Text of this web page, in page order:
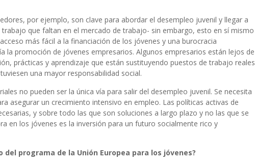
por ejemplo, son clave para abordar el desempleo juvenil y llegar a
que faltan en el mercado de trabajo- sin embargo, esto en sí mismo
más fácil a la financiación de los jóvenes y una burocracia
la promoción de jóvenes empresarios. Algunos empresarios están lejos de
prácticas y aprendizaje que están sustituyendo puestos de trabajo reales
una mayor responsabilidad social.
no pueden ser la única vía para salir del desempleo juvenil. Se necesita
asegurar un crecimiento intensivo en empleo. Las políticas activas de
y sobre todo las que son soluciones a largo plazo y no las que se
en los jóvenes es la inversión para un futuro socialmente rico y
programa de la Unión Europea para los jóvenes?